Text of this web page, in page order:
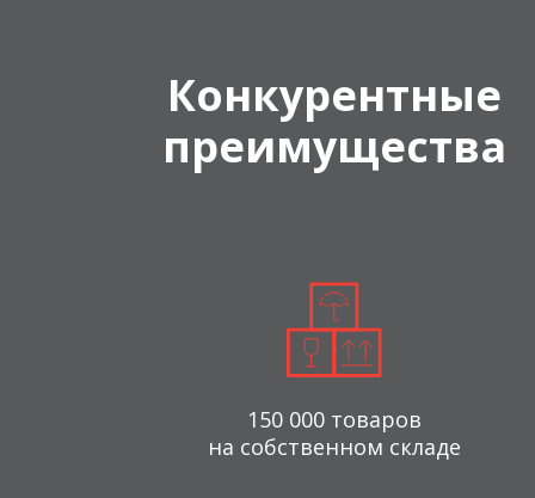
Конкурентные
преимущества
150 000 товаров
на собственном складе